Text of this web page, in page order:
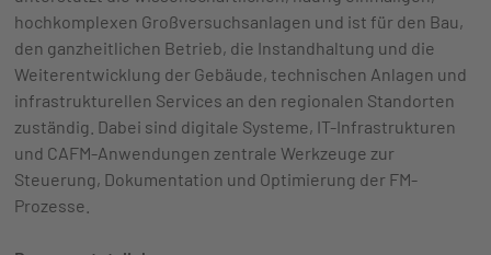
hochkomplexen Großversuchsanlagen und ist für den Bau,
den ganzheitlichen Betrieb, die Instandhaltung und die
Weiterentwicklung der Gebäude, technischen Anlagen und
infrastrukturellen Services an den regionalen Standorten
zuständig. Dabei sind digitale Systeme, IT-Infrastrukturen
und CAFM-Anwendungen zentrale Werkzeuge zur
Steuerung, Dokumentation und Optimierung der FM-
Prozesse.